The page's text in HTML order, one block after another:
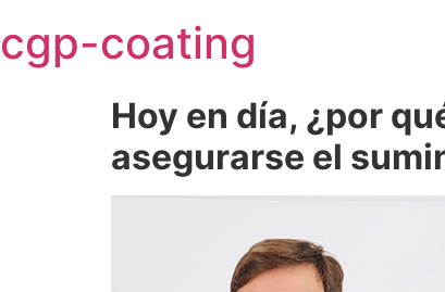
to
content
cgp-coating
Hoy en día, ¿por
asegurarse el